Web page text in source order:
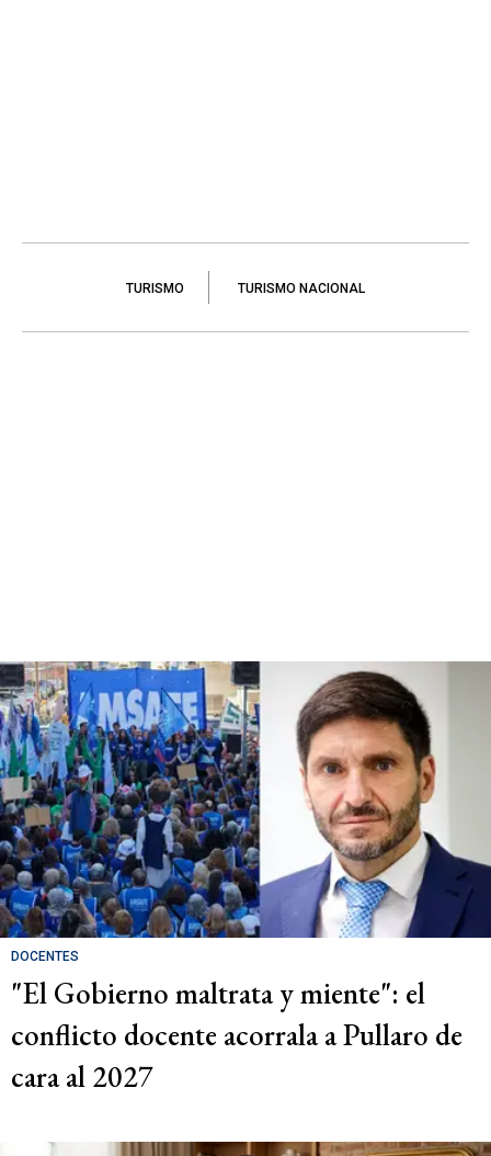
TURISMO TURISMO NACIONAL
DOCENTES
"El Gobierno maltrata y miente": el
conflicto docente acorrala a Pullaro de
cara al 2027